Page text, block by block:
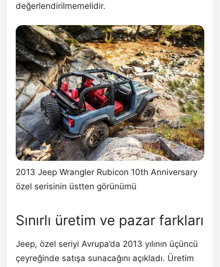
değerlendirilmemelidir.
2013 Jeep Wrangler Rubicon 10th Anniversary
özel serisinin üstten görünümü
Sınırlı üretim ve pazar farkları
Jeep, özel seriyi Avrupa’da 2013 yılının üçüncü
çeyreğinde satışa sunacağını açıkladı. Üretim